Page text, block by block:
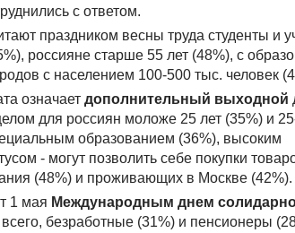
с ответом.
праздником весны труда студенты и
россияне старше 55 лет (48%), с
с населением 100-500 тыс. человек
означает дополнительный выходной
для россиян моложе 25 лет (35%) и
образованием (36%), высоким
- могут позволить себе покупки
(48%) и проживающих в Москве (42%).
1 мая Международным днем
всего, безработные (31%) и пенсионеры